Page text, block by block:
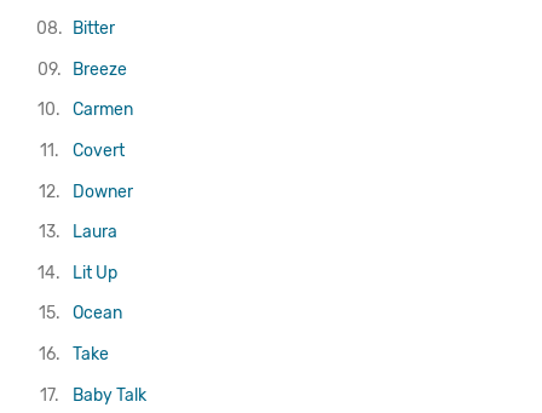
08.
Bitter
09.
Breeze
10.
Carmen
11.
Covert
12.
Downer
13.
Laura
14.
Lit Up
15.
Ocean
16.
Take
17.
Baby Talk